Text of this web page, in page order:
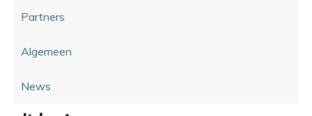
Partners
Algemeen
News